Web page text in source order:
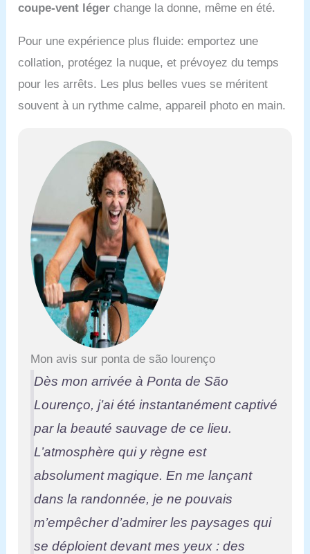
coupe-vent léger change la donne, même en été.
Pour une expérience plus fluide: emportez une
collation, protégez la nuque, et prévoyez du temps
pour les arrêts. Les plus belles vues se méritent
souvent à un rythme calme, appareil photo en main.
Mon avis sur ponta de são lourenço
Dès mon arrivée à Ponta de São
Lourenço, j’ai été instantanément captivé
par la beauté sauvage de ce lieu.
L’atmosphère qui y règne est
absolument magique. En me lançant
dans la randonnée, je ne pouvais
m’empêcher d’admirer les paysages qui
se déploient devant mes yeux : des